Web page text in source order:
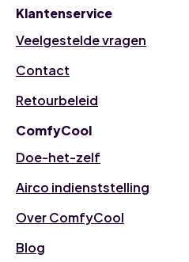
Klantenservice
Veelgestelde vragen
Contact
Retourbeleid
ComfyCool
Doe-het-zelf
Airco indienststelling
Over ComfyCool
Blog